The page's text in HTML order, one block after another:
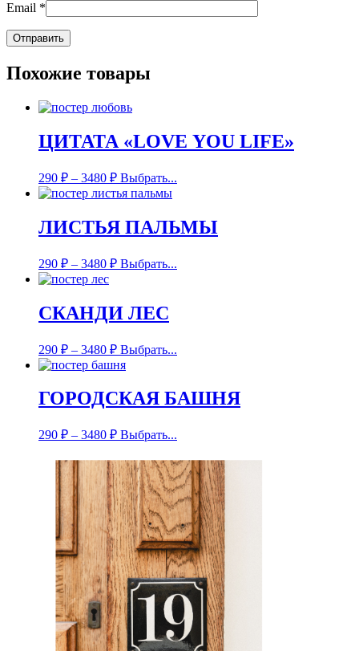
Email *
Похожие товары
ЦИТАТА «LOVE YOU LIFE»
290 ₽ – 3480 ₽ Выбрать...
ЛИСТЬЯ ПАЛЬМЫ
290 ₽ – 3480 ₽ Выбрать...
СКАНДИ ЛЕС
290 ₽ – 3480 ₽ Выбрать...
ГОРОДСКАЯ БАШНЯ
290 ₽ – 3480 ₽ Выбрать...